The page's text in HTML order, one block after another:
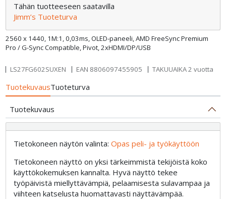
2560 x 1440, 1M:1, 0,03ms, OLED-paneeli, AMD FreeSync Premium
Pro / G-Sync Compatible, Pivot, 2xHDMI/DP/USB
Tähän tuotteeseen saatavilla
Jimm’s Tuoteturva
LS27FG602SUXEN EAN 8806097455905 TAKUUAIKA 2 vuotta
TuotekuvausTuoteturva
Tuotekuvaus
Tietokoneen näytön valinta:Opas peli- ja työkäyttöön
Tietokoneen näyttö on yksi tärkeimmistä tekijöistä koko
käyttökokemuksen kannalta. Hyvä näyttö tekee
työpäivistä miellyttävämpiä, pelaamisesta sulavampaa ja
viihteen katselusta huomattavasti näyttävämpää.